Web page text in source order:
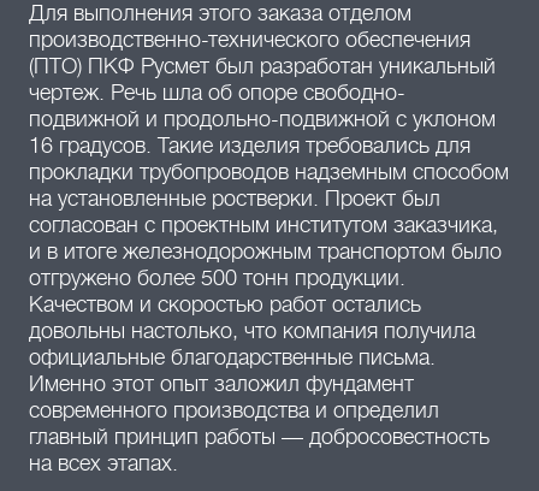
Для выполнения этого заказа отделом
производственно-технического обеспечения
(ПТО) ПКФ Русмет был разработан уникальный
чертеж. Речь шла об опоре свободно-
подвижной и продольно-подвижной с уклоном
16 градусов. Такие изделия требовались для
прокладки трубопроводов надземным способом
на установленные ростверки. Проект был
согласован с проектным институтом заказчика,
и в итоге железнодорожным транспортом было
отгружено более 500 тонн продукции.
Качеством и скоростью работ остались
довольны настолько, что компания получила
официальные благодарственные письма.
Именно этот опыт заложил фундамент
современного производства и определил
главный принцип работы — добросовестность
на всех этапах.